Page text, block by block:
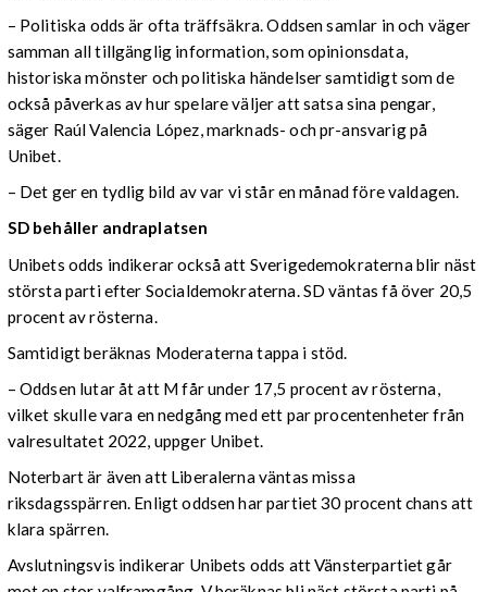
– Politiska odds är ofta träffsäkra. Oddsen samlar in och väger
samman all tillgänglig information, som opinionsdata,
historiska mönster och politiska händelser samtidigt som de
också påverkas av hur spelare väljer att satsa sina pengar,
säger Raúl Valencia López, marknads- och pr-ansvarig på
Unibet.
– Det ger en tydlig bild av var vi står en månad före valdagen.
SD behåller andraplatsen
Unibets odds indikerar också att Sverigedemokraterna blir näst
största parti efter Socialdemokraterna. SD väntas få över 20,5
procent av rösterna.
Samtidigt beräknas Moderaterna tappa i stöd.
– Oddsen lutar åt att M får under 17,5 procent av rösterna,
vilket skulle vara en nedgång med ett par procentenheter från
valresultatet 2022, uppger Unibet.
Noterbart är även att Liberalerna väntas missa
riksdagsspärren. Enligt oddsen har partiet 30 procent chans att
klara spärren.
Avslutningsvis indikerar Unibets odds att Vänsterpartiet går